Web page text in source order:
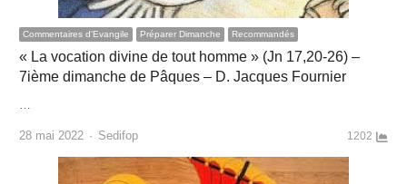
Commentaires d'Evangile Préparer Dimanche Recommandés
« La vocation divine de tout homme » (Jn 17,20-26) –
7ième dimanche de Pâques – D. Jacques Fournier
…
28 mai 2022 Author
Sedifop 1202